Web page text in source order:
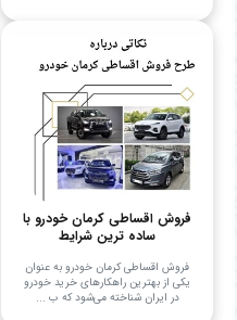
فروش اقساطی کرمان خودرو با
ساده ترین شرایط
فروش اقساطی کرمان خودرو به عنوان
یکی از بهترین راهکارهای خرید خودرو
در ایران شناخته می‌شود که ب ...